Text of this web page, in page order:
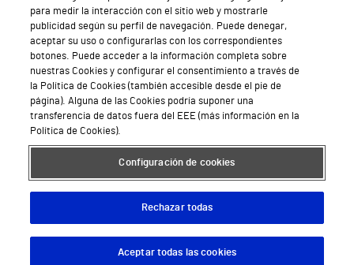
Quiénes somos
Trabajar en Vithas
Teléfono Cita Médica
Teléfono Atención al Cliente
Política de seguridad y salud en el trabajo
Conoce a Supervita
Aviso Legal Política de cookies Política de privacidad Mapa web Protección de datos
Descargar App
para medir la interacción con el sitio web y mostrarle
publicidad según su perfil de navegación. Puede denegar,
aceptar su uso o configurarlas con los correspondientes
botones. Puede acceder a la información completa sobre
nuestras Cookies y configurar el consentimiento a través de
la Política de Cookies (también accesible desde el pie de
página). Alguna de las Cookies podría suponer una
transferencia de datos fuera del EEE (más información en la
Política de Cookies).
Configuración de cookies
Rechazar todas
Aceptar todas las cookies